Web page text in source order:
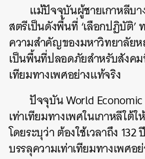
แม้ปัจจุบันผู้ชายเกาหลีบ
สตรีเป็นดังพื้นที่ ‘เลือกปฏิบัติ’
ความสำคัญของมหาวิทยาลัยห
เป็นพื้นที่ปลอดภัยสำหรับสังคม
เทียมทางเพศอย่างแท้จริง
ปัจจุบัน World
เท่าเทียมทางเพศในเกาหลีใต้
โดยระบุว่า ต้องใช้เวลาถึง
บรรลุความเท่าเทียมทางเพศอ